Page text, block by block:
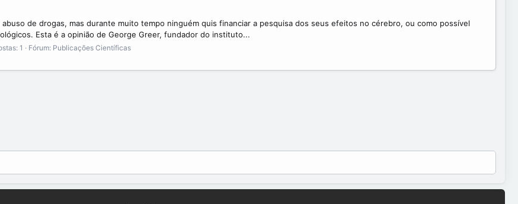
de drogas, mas durante muito tempo ninguém quis financiar a pesquisa dos seus efeitos no cérebro, ou como possível
Esta é a opinião de George Greer, fundador do instituto...
1 Fórum: Publicações Científicas